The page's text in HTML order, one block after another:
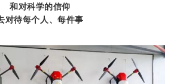
和对科学的信仰
对待每个人、每件事